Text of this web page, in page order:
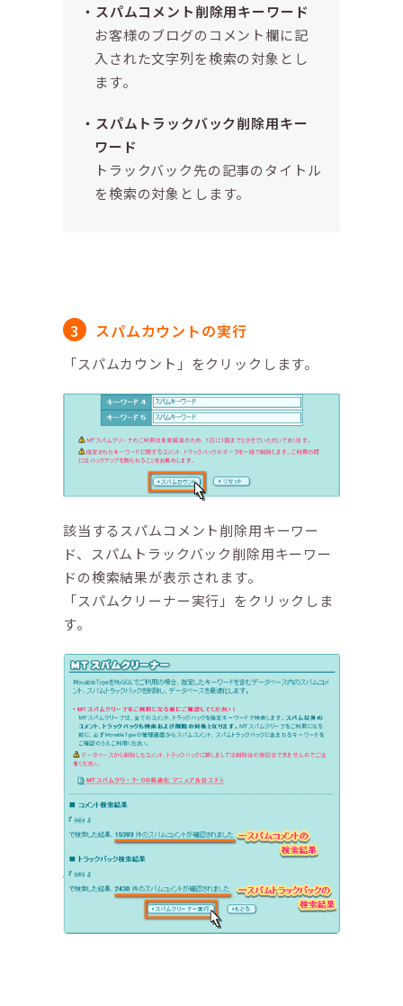
スパムコメント削除用キーワード
お客様のブログのコメント欄に記
入された文字列を検索の対象とし
ます。
スパムトラックバック削除用キー
ワード
トラックバック先の記事のタイトル
を検索の対象とします。
スパムカウントの実行
「スパムカウント」をクリックします。
該当するスパムコメント削除用キーワー
ド、スパムトラックバック削除用キーワー
ドの検索結果が表示されます。
「スパムクリーナー実行」をクリックしま
す。